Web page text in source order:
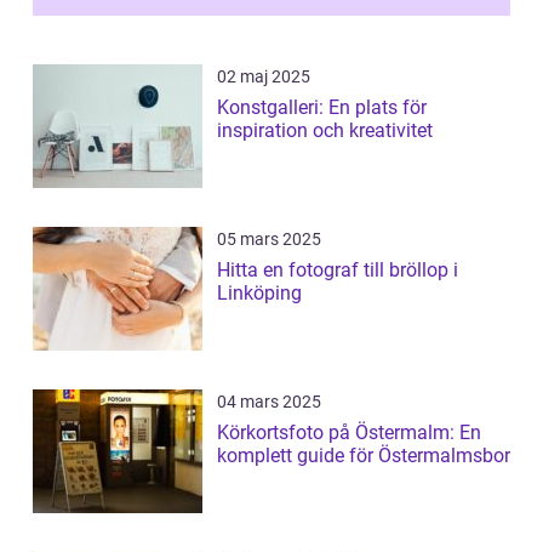
ri...
02 maj 2025
Konstgalleri: En plats för
inspiration och kreativitet
05 mars 2025
Hitta en fotograf till bröllop i
Linköping
04 mars 2025
Körkortsfoto på Östermalm: En
komplett guide för Östermalmsbor